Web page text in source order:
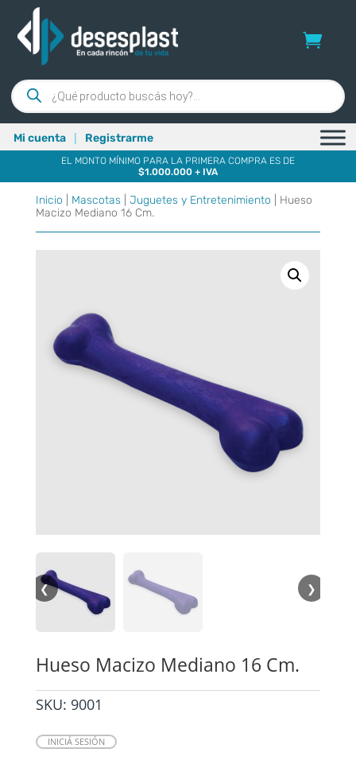
Búsqueda
de
productos
Mi cuenta | Registrarme
EL MONTO MÍNIMO PARA LA PRIMERA COMPRA ES DE
$1.000.000 + IVA
Inicio Mascotas| Juguetes y Entretenimiento | Hueso
Macizo Mediano 16 Cm.
❮ ❯
Hueso Macizo Mediano 16 Cm.
SKU: 9001
INICIÁ SESIÓN